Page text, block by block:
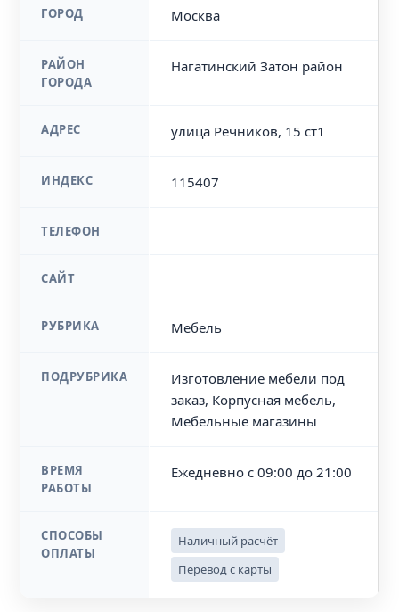
ГОРОД Москва
РАЙОН
ГОРОДА
Нагатинский Затон район
АДРЕС улица Речников, 15 ст1
ИНДЕКС 115407
ТЕЛЕФОН
САЙТ
РУБРИКА Мебель
ПОДРУБРИКА
Изготовление мебели под
заказ, Корпусная мебель,
Мебельные магазины
ВРЕМЯ
РАБОТЫ
Ежедневно с 09:00 до 21:00
СПОСОБЫ
ОПЛАТЫ
Наличный расчёт
Перевод с карты